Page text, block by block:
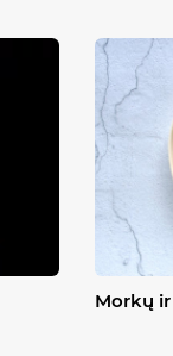
Morkų